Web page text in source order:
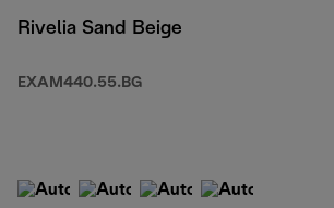
Rivelia Sand Beige
EXAM440.55.BG